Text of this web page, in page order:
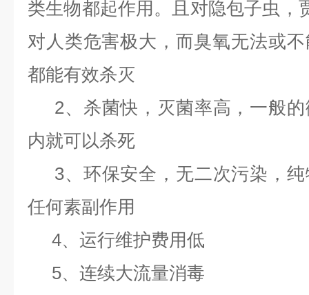
类生物都起作用。且对隐包子虫
对人类危害极大，而臭氧无法或
都能有效杀灭
2、杀菌快，灭菌率高，一般的
内就可以杀死
3、环保安全，无二次污染，纯
任何素副作用
4、运行维护费用低
5、连续大流量消毒